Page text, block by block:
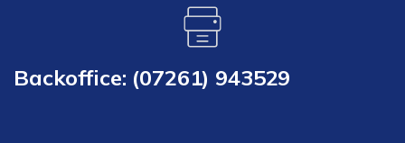
Backoffice: (07261) 943529